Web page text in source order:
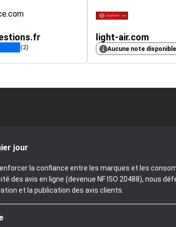
(2)
light-air.com
Aucune note disponible
jour
la confiance entre les marques et les
des avis en ligne (devenue NF ISO 20488), nous
et la publication des avis clients.